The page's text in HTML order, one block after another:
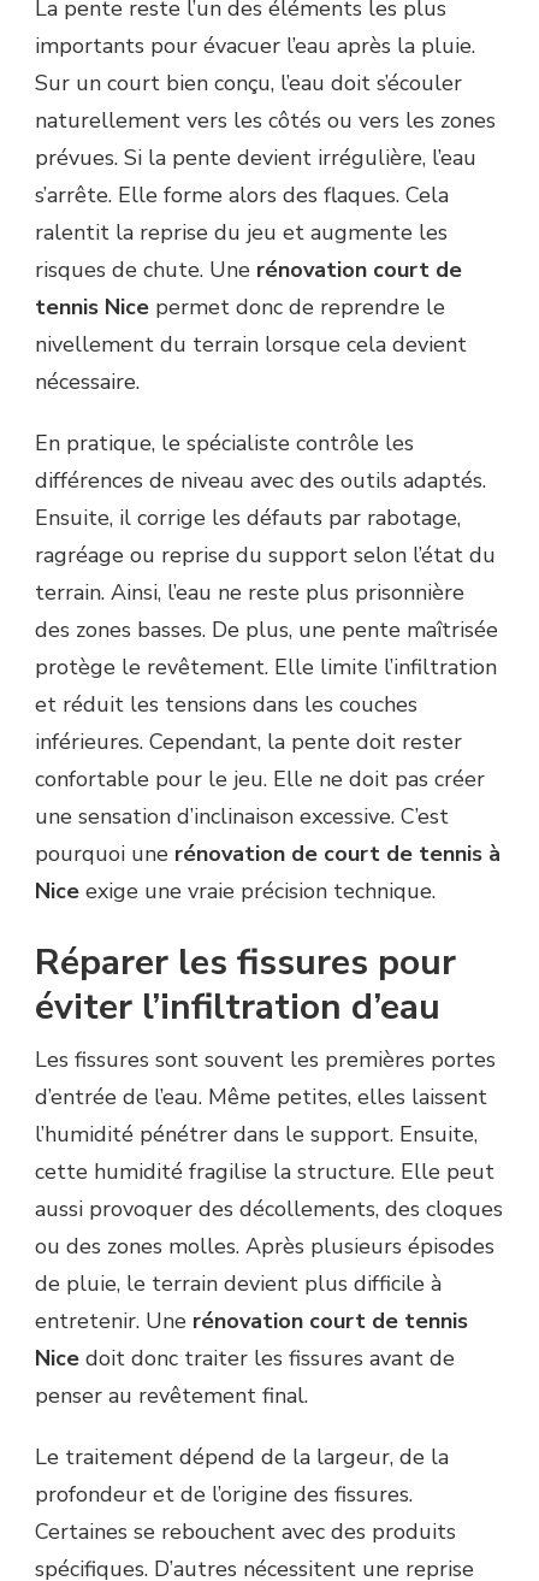
La pente reste l’un des éléments les plus
importants pour évacuer l’eau après la pluie.
Sur un court bien conçu, l’eau doit s’écouler
naturellement vers les côtés ou vers les zones
prévues. Si la pente devient irrégulière, l’eau
s’arrête. Elle forme alors des flaques. Cela
ralentit la reprise du jeu et augmente les
risques de chute. Une rénovation court de
tennis Nice permet donc de reprendre le
nivellement du terrain lorsque cela devient
nécessaire.
En pratique, le spécialiste contrôle les
différences de niveau avec des outils adaptés.
Ensuite, il corrige les défauts par rabotage,
ragréage ou reprise du support selon l’état du
terrain. Ainsi, l’eau ne reste plus prisonnière
des zones basses. De plus, une pente maîtrisée
protège le revêtement. Elle limite l’infiltration
et réduit les tensions dans les couches
inférieures. Cependant, la pente doit rester
confortable pour le jeu. Elle ne doit pas créer
une sensation d’inclinaison excessive. C’est
pourquoi une rénovation de court de tennis à
Nice exige une vraie précision technique.
Réparer les fissures pour
éviter l’infiltration d’eau
Les fissures sont souvent les premières portes
d’entrée de l’eau. Même petites, elles laissent
l’humidité pénétrer dans le support. Ensuite,
cette humidité fragilise la structure. Elle peut
aussi provoquer des décollements, des cloques
ou des zones molles. Après plusieurs épisodes
de pluie, le terrain devient plus difficile à
entretenir. Une rénovation court de tennis
Nice doit donc traiter les fissures avant de
penser au revêtement final.
Le traitement dépend de la largeur, de la
profondeur et de l’origine des fissures.
Certaines se rebouchent avec des produits
spécifiques. D’autres nécessitent une reprise